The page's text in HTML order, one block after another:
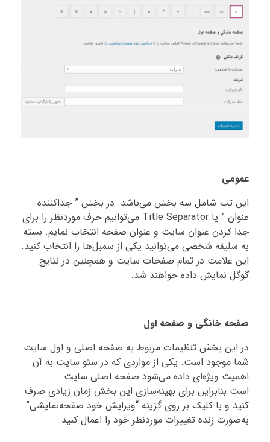
عمومی
این تب شامل سه بخش می‌باشد. در بخش ” جداکننده‌
عنوان ” یا Title Separator می‌توانیم حرف موردنظر را برای
جدا کردن عنوان سایت و عنوان صفحه انتخاب نمایم. بسته
به سلیقه شخصی می‌توانید یکی از سمبل‌ها را انتخاب کنید.
این علامت در تمام صفحات سایت و همچنین در نتایج
گوگل نمایش داده خواهند شد.
صفحه خانگی و صفحه اول
در این بخش تنظیمات مربوط به صفحه اصلی و اول سایت
شما موجود است. یکی از مواردی که در سئو سایت به آن
اهمیت ویژه‌ای داده می‌شود صفحه اصلی سایت
است.بنابراین برای بهینه‌سازی این بخش زمان زیادی صرف
کنید و با کلیک بر روی گزینه “ویرایش خود صفحه‌نمایشی”
به‌صورت زنده تغییرات موردنظر خود را اعمال کنید.